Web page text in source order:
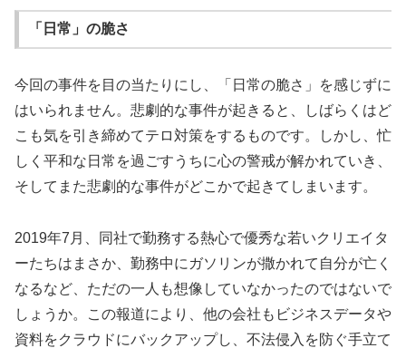
「日常」の脆さ
今回の事件を目の当たりにし、「日常の脆さ」を感じずに
はいられません。悲劇的な事件が起きると、しばらくはど
こも気を引き締めてテロ対策をするものです。しかし、忙
しく平和な日常を過ごすうちに心の警戒が解かれていき、
そしてまた悲劇的な事件がどこかで起きてしまいます。
2019年7月、同社で勤務する熱心で優秀な若いクリエイタ
ーたちはまさか、勤務中にガソリンが撒かれて自分が亡く
なるなど、ただの一人も想像していなかったのではないで
しょうか。この報道により、他の会社もビジネスデータや
資料をクラウドにバックアップし、不法侵入を防ぐ手立て